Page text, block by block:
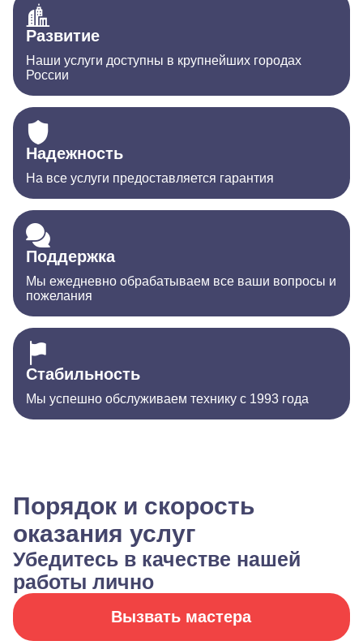
Развитие
Наши услуги доступны в крупнейших городах
России
Надежность
На все услуги предоставляется гарантия
Поддержка
Мы ежедневно обрабатываем все ваши вопросы и
пожелания
Стабильность
Мы успешно обслуживаем технику с 1993 года
Порядок и скорость
оказания услуг
Убедитесь в качестве нашей
работы лично
Вызвать мастера